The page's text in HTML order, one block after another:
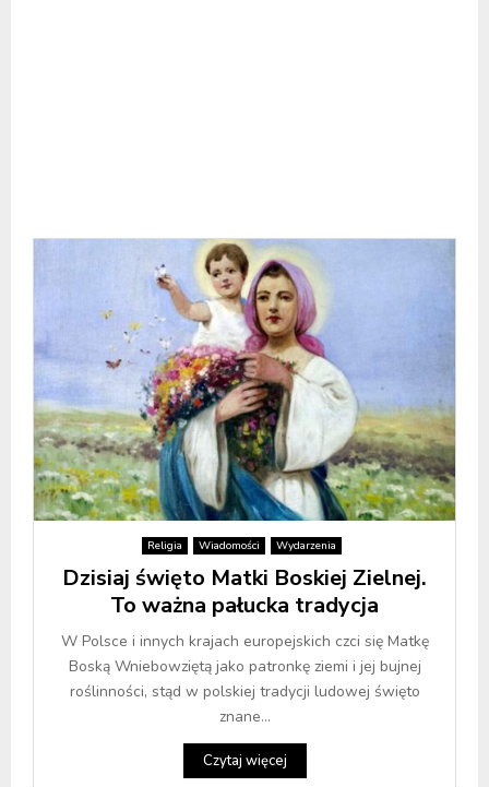
Religia Wiadomości Wydarzenia
Dzisiaj święto Matki Boskiej Zielnej.
To ważna pałucka tradycja
W Polsce i innych krajach europejskich czci się Matkę
Boską Wniebowziętą jako patronkę ziemi i jej bujnej
roślinności, stąd w polskiej tradycji ludowej święto
znane...
Czytaj więcej